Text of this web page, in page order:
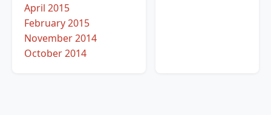
April 2015
February 2015
November 2014
October 2014